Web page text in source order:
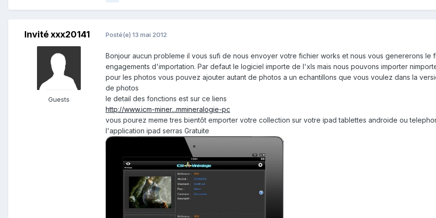
Invité xxx20141
Guests
Posté(e) 13 mai 2012
Bonjour aucun probleme il vous sufi de nous envoyer votre fichier works et nous vous genererons
engagements d'importation. Par defaut le logiciel importe de l'xls mais nous pouvons importer
pour les photos vous pouvez ajouter autant de photos a un echantillons que vous voulez dans la
de photos
le detail des fonctions est sur ce liens
http://www.icm-miner...mmineralogie-pc
vous pourez meme tres bientôt emporter votre collection sur votre ipad tablettes androide ou
l'application ipad serras Gratuite